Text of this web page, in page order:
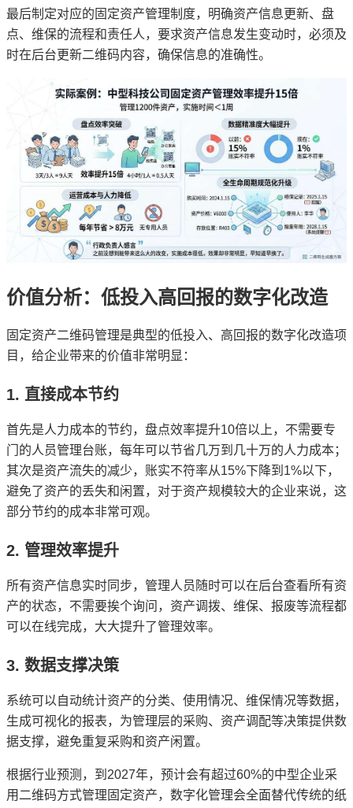
最后制定对应的固定资产管理制度，明确资产信息更新、盘
点、维保的流程和责任人，要求资产信息发生变动时，必须及
时在后台更新二维码内容，确保信息的准确性。
价值分析：低投入高回报的数字化改造
固定资产二维码管理是典型的低投入、高回报的数字化改造项
目，给企业带来的价值非常明显：
1. 直接成本节约
首先是人力成本的节约，盘点效率提升10倍以上，不需要专
门的人员管理台账，每年可以节省几万到几十万的人力成本；
其次是资产流失的减少，账实不符率从15%下降到1%以下，
避免了资产的丢失和闲置，对于资产规模较大的企业来说，这
部分节约的成本非常可观。
2. 管理效率提升
所有资产信息实时同步，管理人员随时可以在后台查看所有资
产的状态，不需要挨个询问，资产调拨、维保、报废等流程都
可以在线完成，大大提升了管理效率。
3. 数据支撑决策
系统可以自动统计资产的分类、使用情况、维保情况等数据，
生成可视化的报表，为管理层的采购、资产调配等决策提供数
据支撑，避免重复采购和资产闲置。
根据行业预测，到2027年，预计会有超过60%的中型企业采
用二维码方式管理固定资产，数字化管理会全面替代传统的纸